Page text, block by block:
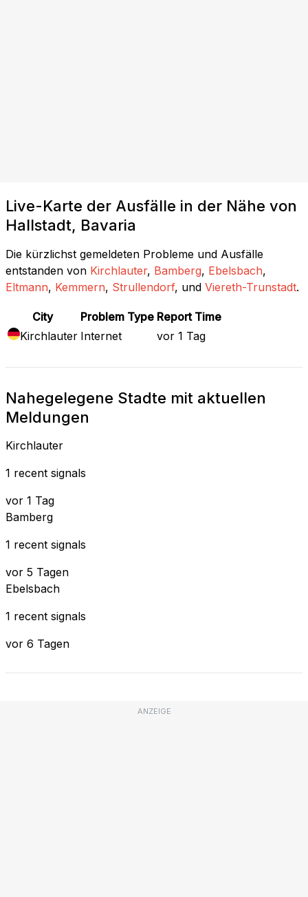
Live-Karte der Ausfälle in der Nähe von
Hallstadt, Bavaria
Die kürzlichst gemeldeten Probleme und Ausfälle
entstanden von Kirchlauter, Bamberg, Ebelsbach,
Eltmann, Kemmern, Strullendorf, und Viereth-Trunstadt.
City Problem Type Report Time
Kirchlauter Internet vor 1 Tag
Nahegelegene Stadte mit aktuellen
Meldungen
Kirchlauter
1 recent signals
vor 1 Tag
Bamberg
1 recent signals
vor 5 Tagen
Ebelsbach
1 recent signals
vor 6 Tagen
ANZEIGE